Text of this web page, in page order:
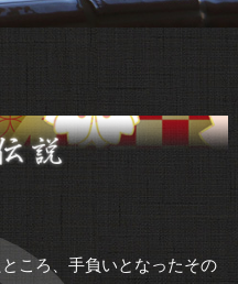
ころ、手負いとなったその